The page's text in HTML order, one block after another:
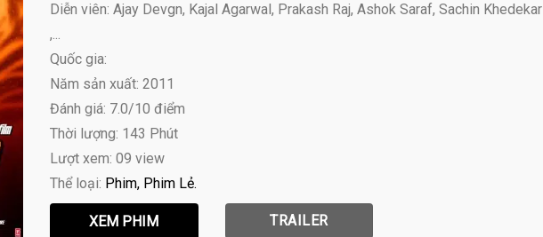
Diễn viên: Ajay Devgn, Kajal Agarwal, Prakash Raj, Ashok Saraf, Sachin Khedekar
,...
Quốc gia:
Năm sản xuất: 2011
Đánh giá: 7.0/10 điểm
Thời lượng: 143 Phút
Lượt xem: 09 view
Thể loại: Phim Phim Lẻ
TRAILER